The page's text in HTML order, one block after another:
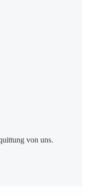
von uns.